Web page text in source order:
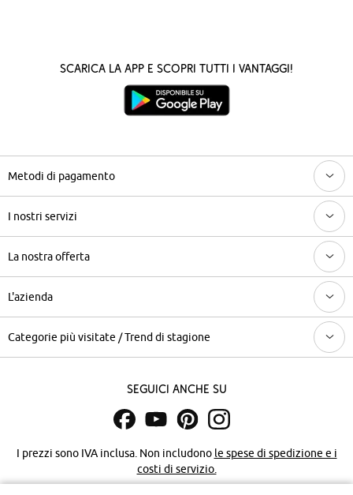
Scarica la App e scopri tutti i vantaggi!
Metodi di pagamento
I nostri servizi
La nostra offerta
L'azienda
Categorie più visitate / Trend di stagione
Seguici anche su
I prezzi sono IVA inclusa. Non includono le spese di spedizione e i
costi di servizio.